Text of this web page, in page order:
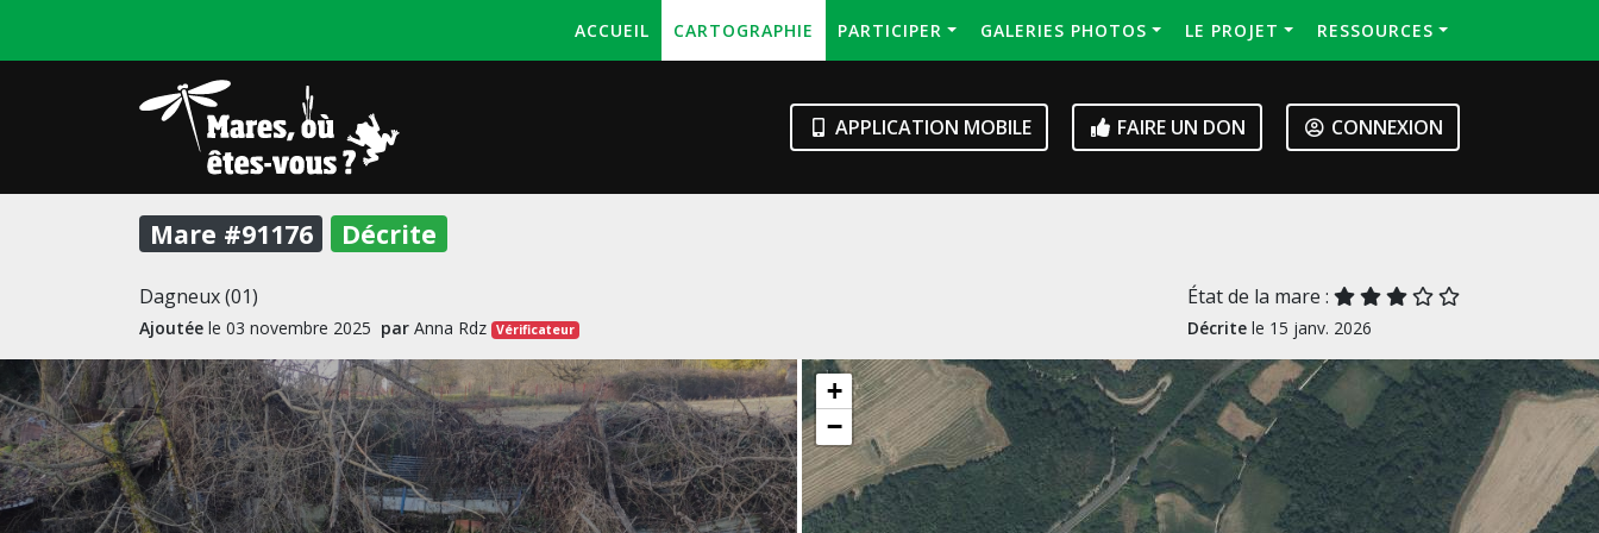
ACCUEIL CARTOGRAPHIE PARTICIPER GALERIES PHOTOS LE PROJET RESSOURCES
APPLICATION MOBILE FAIRE UN DON CONNEXION
Mare #91176 Décrite
Dagneux (01)
Ajoutée le 03 novembre 2025 par Anna Rdz Vérificateur
État de la mare :
Décrite le 15 janv. 2026
+
−